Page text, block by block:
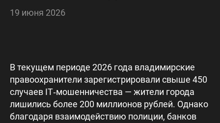
19 июня 2026
В текущем периоде 2026 года владимирские
правоохранители зарегистрировали свыше 450
случаев IT‑мошенничества — жители города
лишились более 200 миллионов рублей. Однако
благодаря взаимодействию полиции, банков